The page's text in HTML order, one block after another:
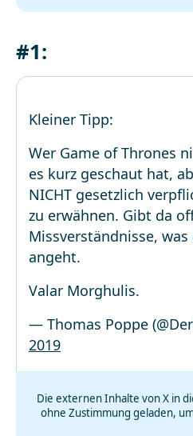
#1:
Kleiner Tipp:
Wer Game of Thrones
es kurz geschaut hat,
NICHT gesetzlich
zu erwähnen. Gibt da
Missverständnisse, was
angeht.
Valar Morghulis.
— Thomas Poppe
2019
Die externen Inhalte von X in
ohne Zustimmung geladen,